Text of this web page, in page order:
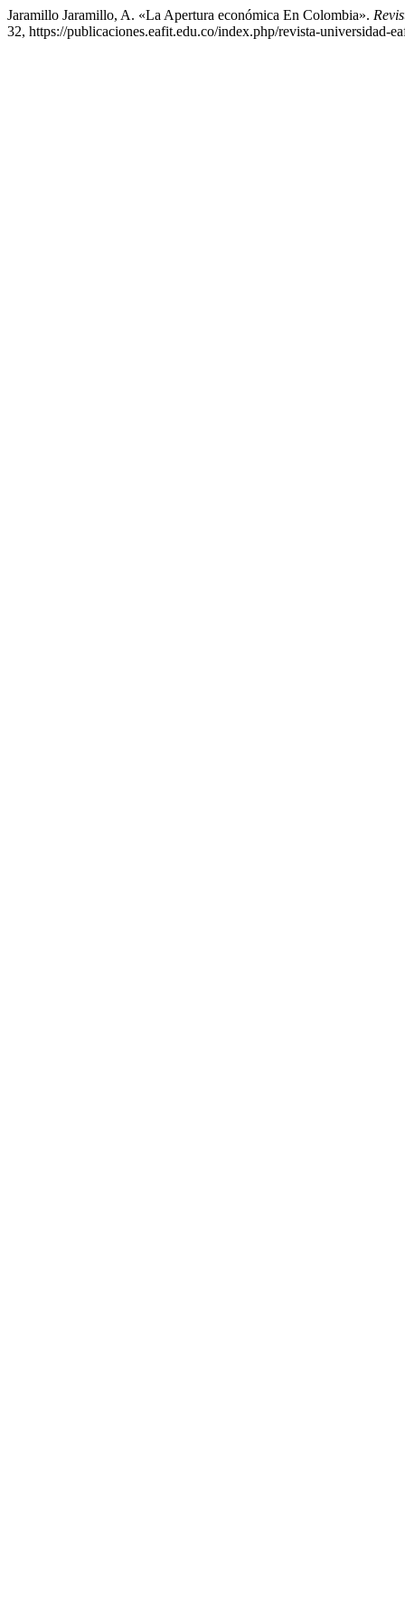
Jaramillo Jaramillo, A. «La Apertura económica En Colombia».
32, https://publicaciones.eafit.edu.co/index.php/revista-universidad-